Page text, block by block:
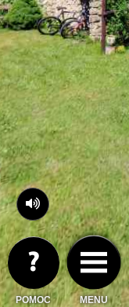
MENU
POMOC